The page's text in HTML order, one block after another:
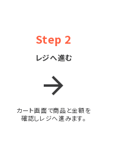
Step 2
レジへ進む
arrow_forward
カート画面で商品と金額を
確認しレジへ進みます。